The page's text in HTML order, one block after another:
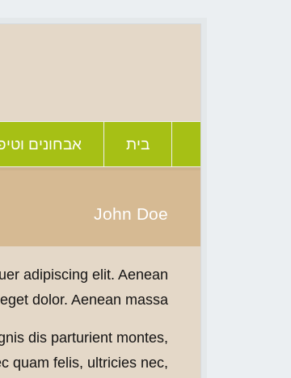
בית אבחונים
John Doe
adipiscing elit. Aenean
dolor. Aenean massa.
dis parturient montes,
quam felis, ultricies nec,